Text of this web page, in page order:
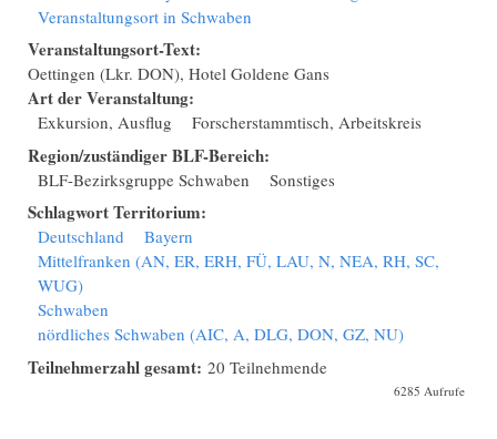
Veranstaltungsort in Schwaben
Veranstaltungsort-Text:
Oettingen (Lkr. DON), Hotel Goldene Gans
Art der Veranstaltung:
Exkursion, Ausflug Forscherstammtisch, Arbeitskreis
Region/zuständiger BLF-Bereich:
BLF-Bezirksgruppe Schwaben Sonstiges
Schlagwort Territorium:
Deutschland
Bayern
Mittelfranken (AN, ER, ERH, FÜ, LAU, N, NEA, RH, SC,
WUG)
Schwaben
nördliches Schwaben (AIC, A, DLG, DON, GZ, NU)
Teilnehmerzahl gesamt: 20 Teilnehmende
6285 Aufrufe